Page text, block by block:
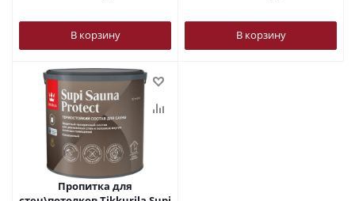
В корзину В корзину
Пропитка для